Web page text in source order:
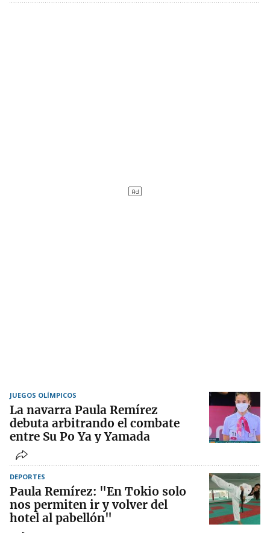
JUEGOS OLÍMPICOS
La navarra Paula Remírez
debuta arbitrando el combate
entre Su Po Ya y Yamada
DEPORTES
Paula Remírez: "En Tokio solo
nos permiten ir y volver del
hotel al pabellón"